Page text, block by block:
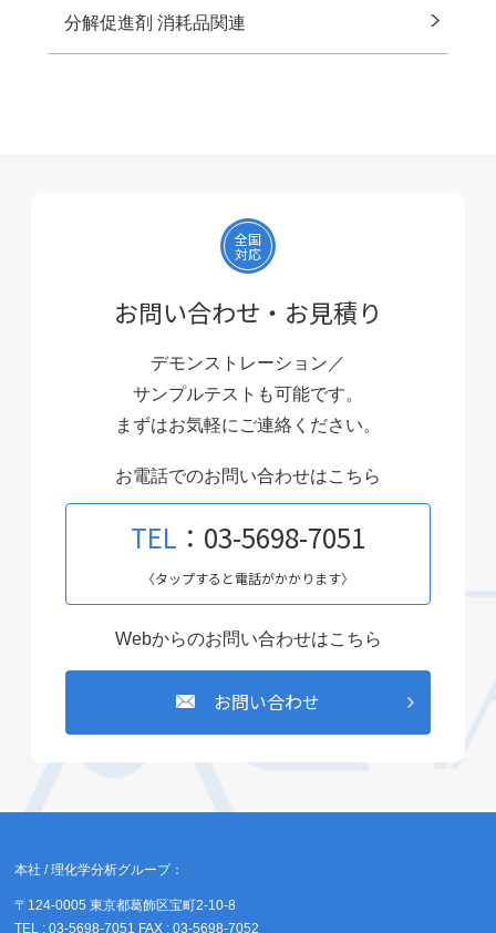
分解促進剤 消耗品関連
全国
対応
お問い合わせ・お見積り
デモンストレーション／
サンプルテストも可能です。
まずはお気軽にご連絡ください。
お電話でのお問い合わせはこちら
TEL ：03-5698-7051
〈タップすると電話がかかります〉
Webからのお問い合わせはこちら
お問い合わせ
本社 / 理化学分析グループ：
〒124-0005 東京都葛飾区宝町2-10-8
TEL : 03-5698-7051 FAX : 03-5698-7052